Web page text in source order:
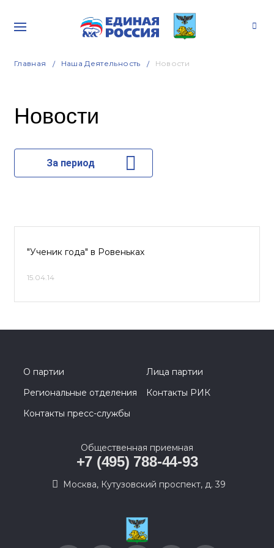
Главная Наша Деятельность Новости
Новости
За период
"Ученик года" в Ровеньках
15.04.14
О партии
Лица партии
Региональные отделения
Контакты РИК
Контакты пресс-службы
Общественная приемная
+7 (495) 788-44-93
Москва, Кутузовский проспект, д. 39